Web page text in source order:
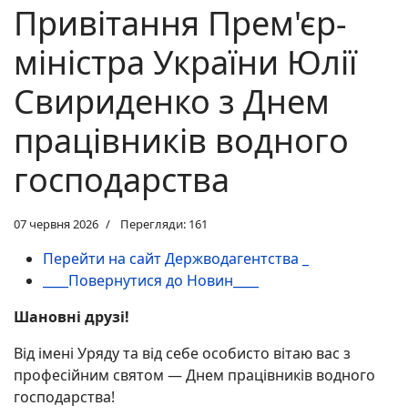
Привітання Прем'єр-
міністра України Юлії
Свириденко з Днем
працівників водного
господарства
07 червня 2026 Перегляди: 161
Перейти на сайт Держводагентства _
____Повернутися до Новин____
Шановні друзі!
Від імені Уряду та від себе особисто вітаю вас з
професійним святом — Днем працівників водного
господарства!